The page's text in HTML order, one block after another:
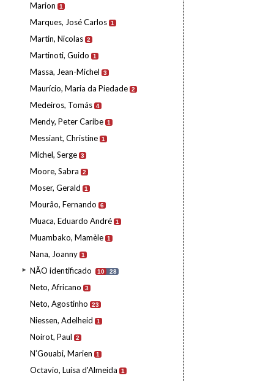
Marion 1
Marques, José Carlos 1
Martin, Nicolas 2
Martinoti, Guido 1
Massa, Jean-Michel 3
Maurício, Maria da Piedade 2
Medeiros, Tomás 4
Mendy, Peter Caribe 1
Messiant, Christine 1
Michel, Serge 3
Moore, Sabra 2
Moser, Gerald 1
Mourão, Fernando 6
Muaca, Eduardo André 1
Muambako, Mamèle 1
Nana, Joanny 1
NÃO identificado 10 28
Neto, Africano 3
Neto, Agostinho 23
Niessen, Adelheid 1
Noirot, Paul 2
N’Gouabi, Marien 1
Octavio, Luísa d'Almeida 1